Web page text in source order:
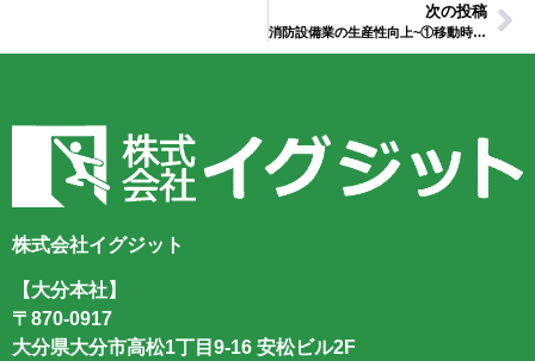
次の投稿
消防設備業の生産性向上~①移動時間の削減~
株式会社イグジット
【大分本社】
〒870-0917
大分県大分市高松1丁目9-16 安松ビル2F